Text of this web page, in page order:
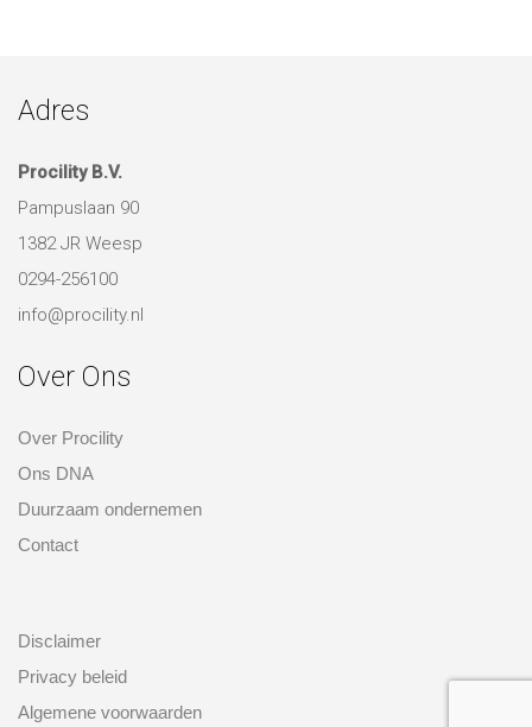
Adres
Procility B.V.
Pampuslaan 90
1382 JR Weesp
0294-256100
info@procility.nl
Over Ons
Over Procility
Ons DNA
Duurzaam ondernemen
Contact
Disclaimer
Privacy beleid
Algemene voorwaarden